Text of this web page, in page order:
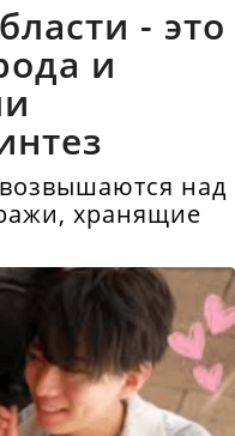
- это
и
над
хранящие